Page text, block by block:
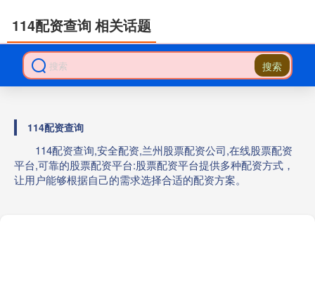
搜索
114配资查询
114配资查询,安全配资,兰州股票配资公司,在线股票配资
平台,可靠的股票配资平台:股票配资平台提供多种配资方式，
让用户能够根据自己的需求选择合适的配资方案。
114配资查询 相关话题